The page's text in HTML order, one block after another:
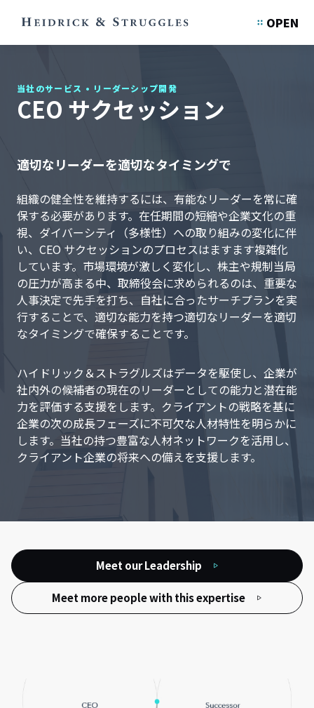
OPEN
Meet our Leadership
Meet more people with this expertise
当社のサービス • リーダーシップ開発
CEO サクセッション
適切なリーダーを適切なタイミングで
組織の健全性を維持するには、有能なリーダーを常に確
保する必要があります。在任期間の短縮や企業文化の重
視、ダイバーシティ（多様性）への取り組みの変化に伴
い、CEO サクセッションのプロセスはますます複雑化
しています。市場環境が激しく変化し、株主や規制当局
の圧力が高まる中、取締役会に求められるのは、重要な
人事決定で先手を打ち、自社に合ったサーチプランを実
行することで、適切な能力を持つ適切なリーダーを適切
なタイミングで確保することです。
ハイドリック＆ストラグルズはデータを駆使し、企業が
社内外の候補者の現在のリーダーとしての能力と潜在能
力を評価する支援をします。クライアントの戦略を基に
企業の次の成長フェーズに不可欠な人材特性を明らかに
します。当社の持つ豊富な人材ネットワークを活用し、
クライアント企業の将来への備えを支援します。